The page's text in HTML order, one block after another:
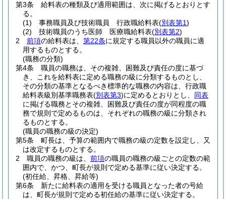
第3条
給料表の種類及び適用範囲は、次に掲げるとおりとす
る。
(1)
事務職員及び技術職員 行政職給料表(別表第1)
(2)
技術職員のうち医師 医療職給料表(別表第2)
2
前項の給料表は、 第22条に規定する職員以外の職員に適
用するものとする。
(職務の分類)
第4条
職員の職務は、その複雑、困難及び責任の度に基づ
き、これを給料表に定める職務の級に分類するものとし、
その分類の基準となるべき標準的な職務の内容は、行政職
給料表級別基準職務表(別表第3)に定めるとおりとし、 同表
に掲げる職務とその複雑、困難及び責任の度が同程度の職
務で規則で定めるものは、それぞれの職務の級に分類され
るものとする。
(職員の職務の級の決定)
第5条
町長は、予算の範囲内で職務の級の定数を設定し、又
は改定するものとする。
2
職員の職務の級は、 前項の職員の職務の級ごとの定数の範
囲内で、かつ、町長が規則で定める基準に従い決定する。
(初任給、昇格、昇給等)
第6条
新たに給料表の適用を受ける職員となった者の号給
は、町長が規則で定める初任給の基準に従い決定する。